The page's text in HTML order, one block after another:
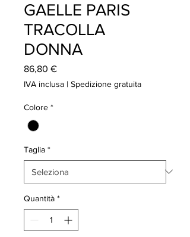
GAELLE PARIS
TRACOLLA
DONNA
86,80 €Prezzo
IVA inclusa | Spedizione gratuita
Colore *
Taglia *
Quantità *